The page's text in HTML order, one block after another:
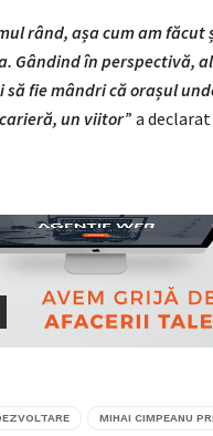
rând, așa cum am
Gândind în perspectivă,
fie mândri că orașul
un viitor’’ a
MIHAI CIMPEANU